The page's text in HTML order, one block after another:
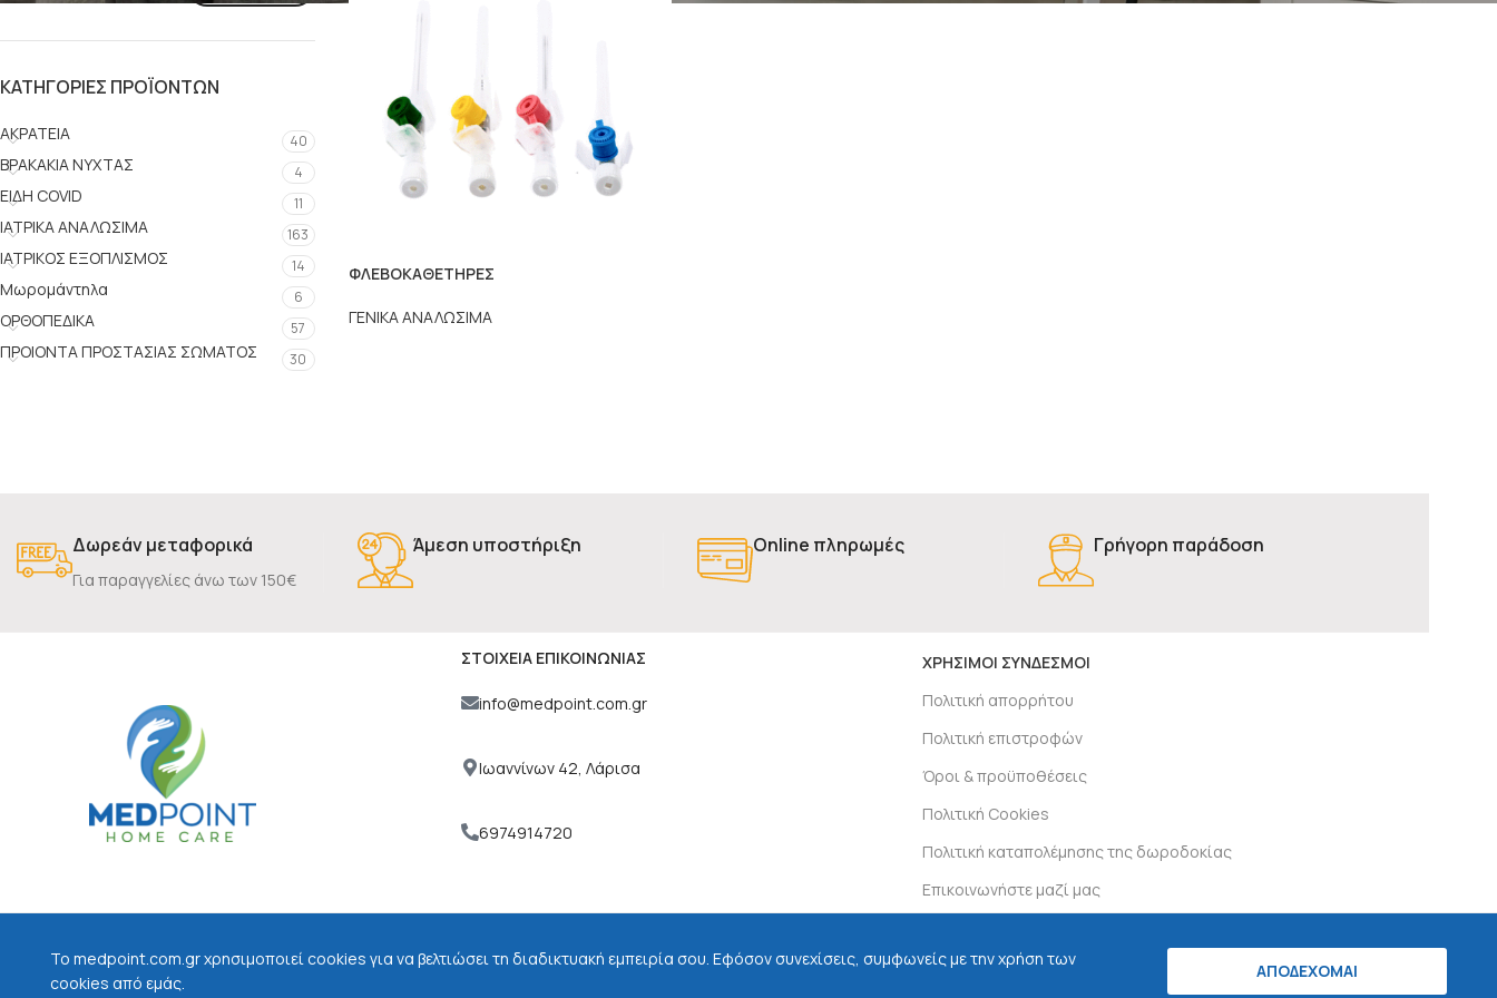
ΚΑΤΗΓΟΡΊΕΣ ΠΡΟΪΌΝΤΩΝ
ΑΚΡΑΤΕΙΑ 40
ΒΡΑΚΑΚΙΑ ΝΥΧΤΑΣ 4
ΕΙΔΗ COVID 11
ΙΑΤΡΙΚΑ ΑΝΑΛΩΣΙΜΑ 163
ΙΑΤΡΙΚΟΣ ΕΞΟΠΛΙΣΜΟΣ 14
Μωρομάντηλα 6
ΟΡΘΟΠΕΔΙΚΑ 57
ΠΡΟΙΟΝΤΑ ΠΡΟΣΤΑΣΙΑΣ ΣΩΜΑΤΟΣ 30
ΦΛΕΒΟΚΑΘΕΤΗΡΕΣ
ΓΕΝΙΚΑ ΑΝΑΛΩΣΙΜΑ
Δωρεάν μεταφορικά
Για παραγγελίες άνω των 150€
Άμεση υποστήριξη Online πληρωμές Γρήγορη παράδοση
ΣΤΟΙΧΕΙΑ ΕΠΙΚΟΙΝΩΝΙΑΣ
info@medpoint.com.gr
Ιωαννίνων 42, Λάρισα
6974914720
ΧΡΗΣΙΜΟΙ ΣΥΝΔΕΣΜΟΙ
Πολιτική απορρήτου
Πολιτική επιστροφών
Όροι & προϋποθέσεις
Πολιτική Cookies
Πολιτική καταπολέμησης της δωροδοκίας
Επικοινωνήστε μαζί μας
Πληρωμές μέσω: Αποστολή με: Βρείτε μας στα social:
To medpoint.com.gr χρησιμοποιεί cookies για να βελτιώσει τη διαδικτυακή εμπειρία σου. Εφόσον συνεχίσεις, συμφωνείς με την χρήση των
cookies από εμάς.
ΑΠΟΔΕΧΟΜΑΙ